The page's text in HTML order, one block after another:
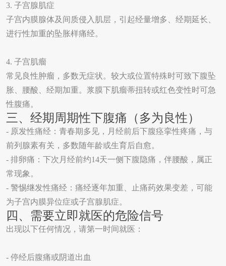
3. 子宫腺肌症
子宫内膜腺体及间质侵入肌层，引起经量增多、经期延长、
进行性加重的坠胀样痛经。
4. 子宫肌瘤
常见良性肿瘤，多数无症状。较大或位置特殊时可致下腹坠
胀、腰酸、经期加重。浆膜下肌瘤蒂扭转或红色变性时可急
性腹痛。
三、经期周期性下腹痛（多为良性）
- 原发性痛经：青春期多见，月经前后下腹痉挛性疼痛，与
前列腺素有关，多数随年龄或生育后自愈。
- 排卵痛：下次月经前约14天一侧下腹隐痛，伴腰酸，属正
常现象。
- 警惕继发性痛经：痛经逐年加重、止痛药效果变差，可能
为子宫内膜异位症或子宫腺肌症。
四、需要立即就医的危险信号
出现以下任何情况，请第一时间就医：
- 停经后腹痛或阴道出血